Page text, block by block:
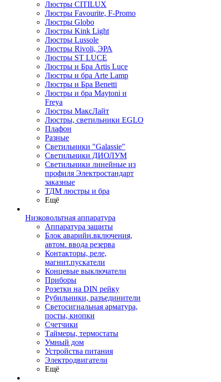
Люстры CITILUX
Люстры Favourite, F-Promo
Люстры Globo
Люстры Kink Light
Люстры Lussole
Люстры Rivoli, ЭРА
Люстры ST LUCE
Люстры и Бра Artis Luce
Люстры и бра Arte Lamp
Люстры и Бра Benetti
Люстры и бра Maytoni и
Freya
Люстры МаксЛайт
Люстры, светильники EGLO
Плафон
Разные
Светильники "Galassie"
Светильники ДИОЛУМ
Светильники линейные из
профиля Электростандарт
заказные
ТДМ люстры и бра
Ещё
Низковольтная аппаратура
Аппаратура защиты
Блок аварийн.включения,
автом. ввода резерва
Контакторы, реле,
магнит.пускатели
Концевые выключатели
Приборы
Розетки на DIN рейку
Рубильники, разъединители
Светосигнальная арматура,
посты, кнопки
Счетчики
Таймеры, термостаты
Умный дом
Устройства питания
Электродвигатели
Ещё